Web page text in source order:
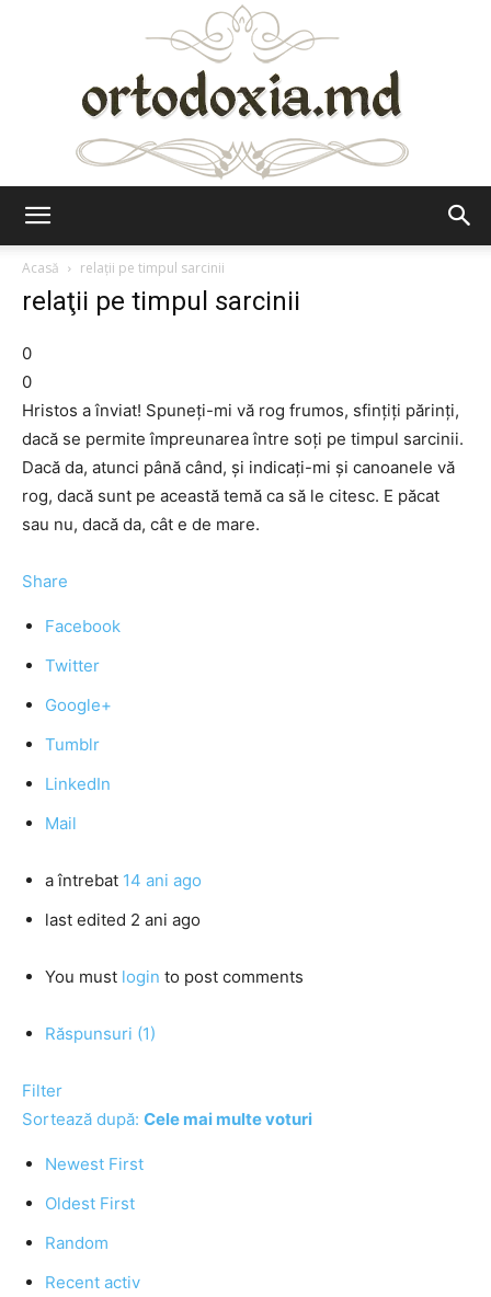
Acasă
relaţii pe timpul sarcinii
relaţii pe timpul sarcinii
0
0
Hristos a înviat! Spuneţi-mi vă rog frumos, sfinţiţi părinţi,
dacă se permite împreunarea între soţi pe timpul sarcinii.
Dacă da, atunci până când, şi indicaţi-mi şi canoanele vă
rog, dacă sunt pe această temă ca să le citesc. E păcat
sau nu, dacă da, cât e de mare.
Share
Facebook
Twitter
Google+
Tumblr
LinkedIn
Mail
a întrebat 14 ani ago
last edited 2 ani ago
You must login to post comments
Răspunsuri (1)
Filter
Sortează după: Cele mai multe voturi
Newest First
Oldest First
Random
Recent activ